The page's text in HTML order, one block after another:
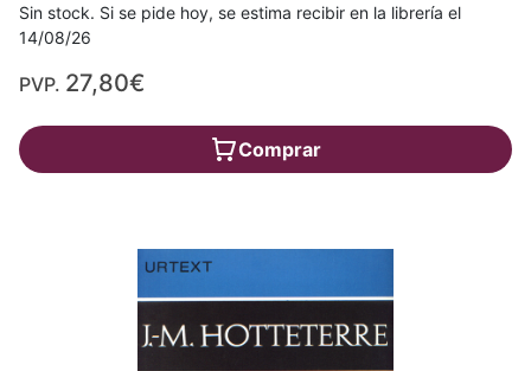
Sin stock. Si se pide hoy, se estima recibir en la librería el
14/08/26
PVP. 27,80€
Comprar